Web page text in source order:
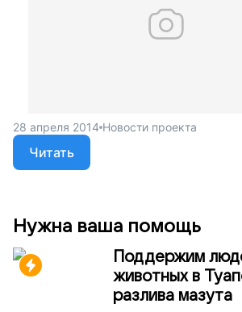
28 апреля 2014 Новости проекта
Читать
Нужна ваша помощь
Поддержим
животных в
разлива мазута